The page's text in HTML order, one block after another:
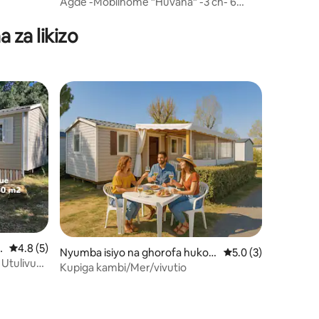
13
za likizo
Ukadiriaji wa wastani wa 4.8 kati ya 5, tathmini 5
4.8 (5)
Nyumba isiyo na ghorofa huko V
ias
Ukadiriaji wa
5.0 (3)
Kupiga kambi/Mer/vivutio